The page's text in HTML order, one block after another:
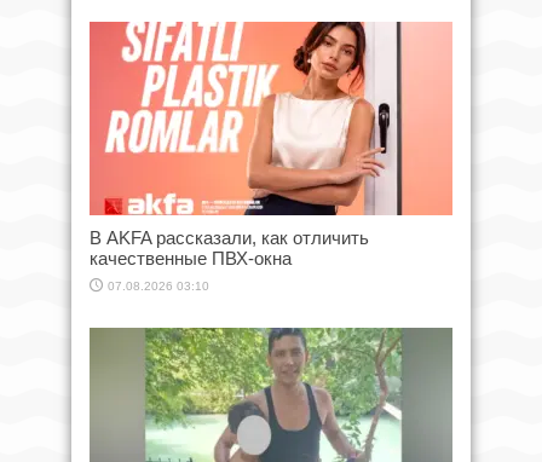
В AKFA рассказали, как отличить
качественные ПВХ-окна
07.08.2026 03:10